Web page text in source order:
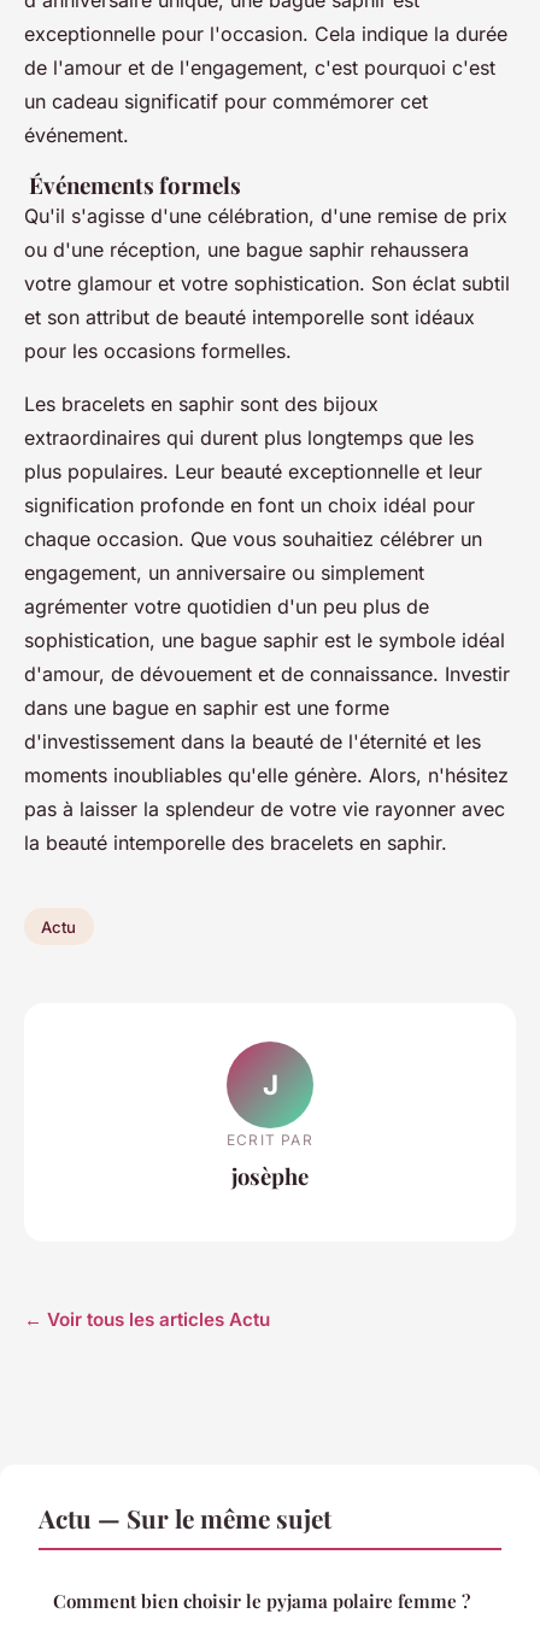
exceptionnelle pour l'occasion. Cela indique la durée
de l'amour et de l'engagement, c'est pourquoi c'est
un cadeau significatif pour commémorer cet
événement.
Événements formels
Qu'il s'agisse d'une célébration, d'une remise de prix
ou d'une réception, une bague saphir rehaussera
votre glamour et votre sophistication. Son éclat subtil
et son attribut de beauté intemporelle sont idéaux
pour les occasions formelles.
Les bracelets en saphir sont des bijoux
extraordinaires qui durent plus longtemps que les
plus populaires. Leur beauté exceptionnelle et leur
signification profonde en font un choix idéal pour
chaque occasion. Que vous souhaitiez célébrer un
engagement, un anniversaire ou simplement
agrémenter votre quotidien d'un peu plus de
sophistication, une bague saphir est le symbole idéal
d'amour, de dévouement et de connaissance. Investir
dans une bague en saphir est une forme
d'investissement dans la beauté de l'éternité et les
moments inoubliables qu'elle génère. Alors, n'hésitez
pas à laisser la splendeur de votre vie rayonner avec
la beauté intemporelle des bracelets en saphir.
Actu
J
ECRIT PAR
josèphe
← Voir tous les articles Actu
Actu — Sur le même sujet
Comment bien choisir le pyjama polaire femme ?